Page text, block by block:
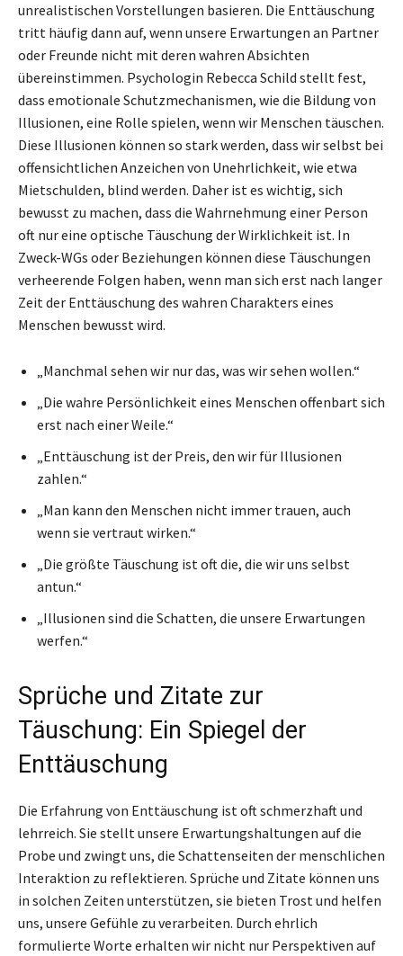
unrealistischen Vorstellungen basieren. Die Enttäuschung
tritt häufig dann auf, wenn unsere Erwartungen an Partner
oder Freunde nicht mit deren wahren Absichten
übereinstimmen. Psychologin Rebecca Schild stellt fest,
dass emotionale Schutzmechanismen, wie die Bildung von
Illusionen, eine Rolle spielen, wenn wir Menschen täuschen.
Diese Illusionen können so stark werden, dass wir selbst bei
offensichtlichen Anzeichen von Unehrlichkeit, wie etwa
Mietschulden, blind werden. Daher ist es wichtig, sich
bewusst zu machen, dass die Wahrnehmung einer Person
oft nur eine optische Täuschung der Wirklichkeit ist. In
Zweck-WGs oder Beziehungen können diese Täuschungen
verheerende Folgen haben, wenn man sich erst nach langer
Zeit der Enttäuschung des wahren Charakters eines
Menschen bewusst wird.
„Manchmal sehen wir nur das, was wir sehen wollen.“
„Die wahre Persönlichkeit eines Menschen offenbart sich
erst nach einer Weile.“
„Enttäuschung ist der Preis, den wir für Illusionen
zahlen.“
„Man kann den Menschen nicht immer trauen, auch
wenn sie vertraut wirken.“
„Die größte Täuschung ist oft die, die wir uns selbst
antun.“
„Illusionen sind die Schatten, die unsere Erwartungen
werfen.“
Sprüche und Zitate zur
Täuschung: Ein Spiegel der
Enttäuschung
Die Erfahrung von Enttäuschung ist oft schmerzhaft und
lehrreich. Sie stellt unsere Erwartungshaltungen auf die
Probe und zwingt uns, die Schattenseiten der menschlichen
Interaktion zu reflektieren. Sprüche und Zitate können uns
in solchen Zeiten unterstützen, sie bieten Trost und helfen
uns, unsere Gefühle zu verarbeiten. Durch ehrlich
formulierte Worte erhalten wir nicht nur Perspektiven auf